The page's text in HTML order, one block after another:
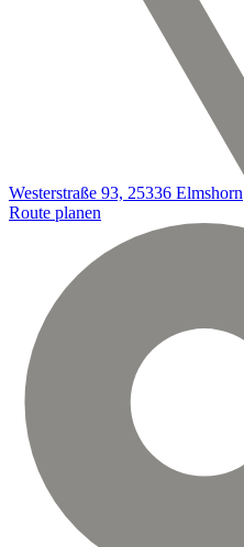
Westerstraße 93, 25336 Elmshorn
Route planen